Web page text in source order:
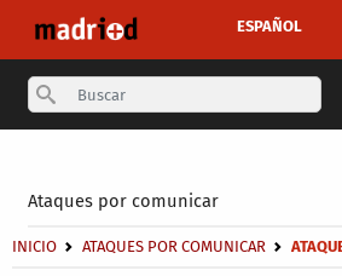
ESPAÑOL
Ataques por comunicar
Breadcrumb
INICIO ATAQUES POR COMUNICAR